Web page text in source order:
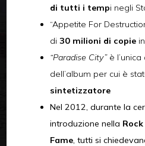
di tutti i tempi negli
“Appetite For
di 30 milioni di copiein
“Paradise City” è
dell’album per cui è
sintetizzatore
Nel 2012, durante la
introduzione nella
Fame, tutti si